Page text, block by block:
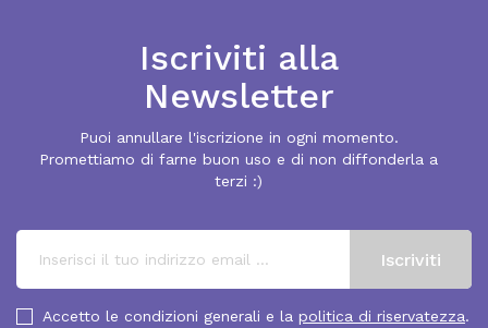
Iscriviti alla
Newsletter
Puoi annullare l'iscrizione in ogni momento.
Promettiamo di farne buon uso e di non diffonderla a
terzi :)
Accetto le condizioni generali e la politica di riservatezza.